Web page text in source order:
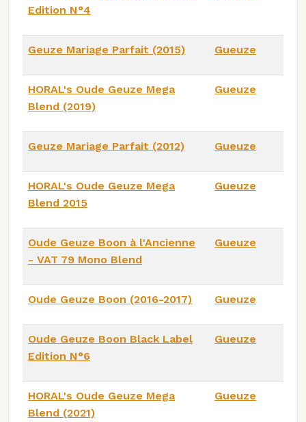
Edition N°4
Geuze Mariage Parfait (2015) Gueuze
HORAL's Oude Geuze Mega
Blend (2019)
Gueuze
Geuze Mariage Parfait (2012) Gueuze
HORAL's Oude Geuze Mega
Blend 2015
Gueuze
Oude Geuze Boon à l'Ancienne
- VAT 79 Mono Blend
Gueuze
Oude Geuze Boon (2016-2017) Gueuze
Oude Geuze Boon Black Label
Edition N°6
Gueuze
HORAL's Oude Geuze Mega
Blend (2021)
Gueuze